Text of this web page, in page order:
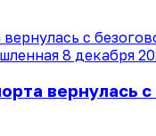
вернулась